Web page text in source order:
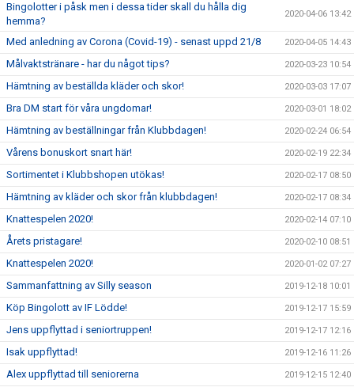
Bingolotter i påsk men i dessa tider skall du hålla dig
hemma?
2020-04-06 13:42
Med anledning av Corona (Covid-19) - senast uppd 21/8 2020-04-05 14:43
Målvaktstränare - har du något tips? 2020-03-23 10:54
Hämtning av beställda kläder och skor! 2020-03-03 17:07
Bra DM start för våra ungdomar! 2020-03-01 18:02
Hämtning av beställningar från Klubbdagen! 2020-02-24 06:54
Vårens bonuskort snart här! 2020-02-19 22:34
Sortimentet i Klubbshopen utökas! 2020-02-17 08:50
Hämtning av kläder och skor från klubbdagen! 2020-02-17 08:34
Knattespelen 2020! 2020-02-14 07:10
Årets pristagare! 2020-02-10 08:51
Knattespelen 2020! 2020-01-02 07:27
Sammanfattning av Silly season 2019-12-18 10:01
Köp Bingolott av IF Lödde! 2019-12-17 15:59
Jens uppflyttad i seniortruppen! 2019-12-17 12:16
Isak uppflyttad! 2019-12-16 11:26
Alex uppflyttad till seniorerna 2019-12-15 12:40